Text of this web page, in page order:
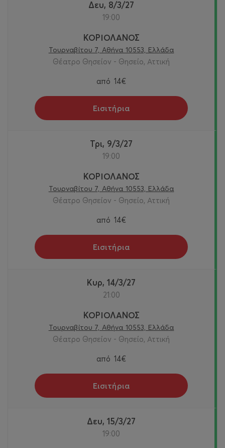
Δευ, 8/3/27
19:00
ΚΟΡΙΟΛΑΝΟΣ
Τουρναβίτου 7, Αθήνα 10553, Ελλάδα
Θέατρο Θησείον - Θησείο, Αττική
από 14€
Εισιτήρια
Τρι, 9/3/27
19:00
ΚΟΡΙΟΛΑΝΟΣ
Τουρναβίτου 7, Αθήνα 10553, Ελλάδα
Θέατρο Θησείον - Θησείο, Αττική
από 14€
Εισιτήρια
Κυρ, 14/3/27
21:00
ΚΟΡΙΟΛΑΝΟΣ
Τουρναβίτου 7, Αθήνα 10553, Ελλάδα
Θέατρο Θησείον - Θησείο, Αττική
από 14€
Εισιτήρια
Δευ, 15/3/27
19:00